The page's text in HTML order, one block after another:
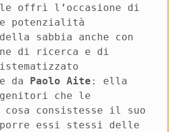
offrì l’occasione di
potenzialità
sabbia anche con
di ricerca e di
da
Paolo Aite : ella
che le
cosa consistesse il suo
essi stessi delle